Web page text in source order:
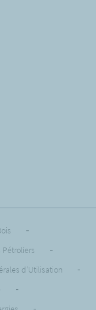
-
-
d’Utilisation -
-